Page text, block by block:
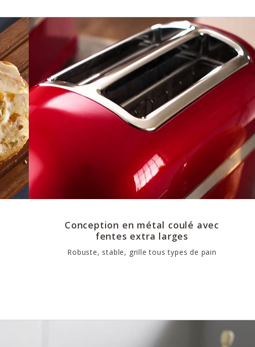
Conception en métal coulé avec
fentes extra larges
Robuste, stable, grille tous types de pain